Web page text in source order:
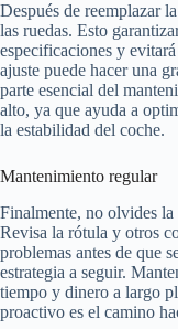
Después de reemplazar
las ruedas. Esto
especificaciones y
ajuste puede hacer una
parte esencial del
alto, ya que ayuda a
la estabilidad del coche.
Mantenimiento regular
Finalmente, no olvides
Revisa la rótula y otros
problemas antes de que
estrategia a seguir.
tiempo y dinero a largo
proactivo es el camino